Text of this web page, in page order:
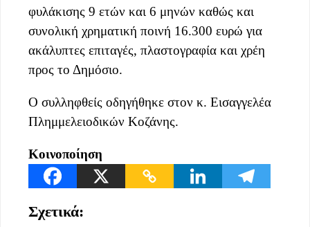
φυλάκισης 9 ετών και 6 μηνών καθώς και
συνολική χρηματική ποινή 16.300 ευρώ για
ακάλυπτες επιταγές, πλαστογραφία και χρέη
προς το Δημόσιο.
Ο συλληφθείς οδηγήθηκε στον κ. Εισαγγελέα
Πλημμελειοδικών Κοζάνης.
Κοινοποίηση
Σχετικά: